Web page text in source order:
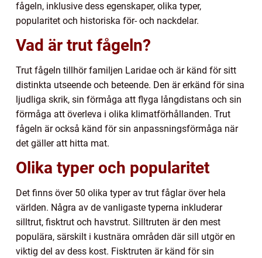
fågeln, inklusive dess egenskaper, olika typer,
popularitet och historiska för- och nackdelar.
Vad är trut fågeln?
Trut fågeln tillhör familjen Laridae och är känd för sitt
distinkta utseende och beteende. Den är erkänd för sina
ljudliga skrik, sin förmåga att flyga långdistans och sin
förmåga att överleva i olika klimatförhållanden. Trut
fågeln är också känd för sin anpassningsförmåga när
det gäller att hitta mat.
Olika typer och popularitet
Det finns över 50 olika typer av trut fåglar över hela
världen. Några av de vanligaste typerna inkluderar
silltrut, fisktrut och havstrut. Silltruten är den mest
populära, särskilt i kustnära områden där sill utgör en
viktig del av dess kost. Fisktruten är känd för sin